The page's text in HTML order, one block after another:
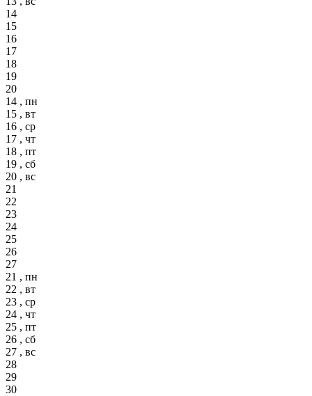
14
15
16
17
18
19
20
14 , пн
15 , вт
16 , ср
17 , чт
18 , пт
19 , сб
20 , вс
21
22
23
24
25
26
27
21 , пн
22 , вт
23 , ср
24 , чт
25 , пт
26 , сб
27 , вс
28
29
30